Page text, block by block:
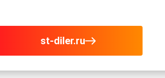
st-diler.ru